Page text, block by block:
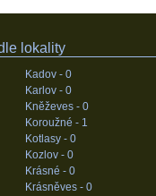
lokality
Kadov - 0
Karlov - 0
Kněževes - 0
Koroužné - 1
Kotlasy - 0
Kozlov - 0
Krásné - 0
Krásněves - 0